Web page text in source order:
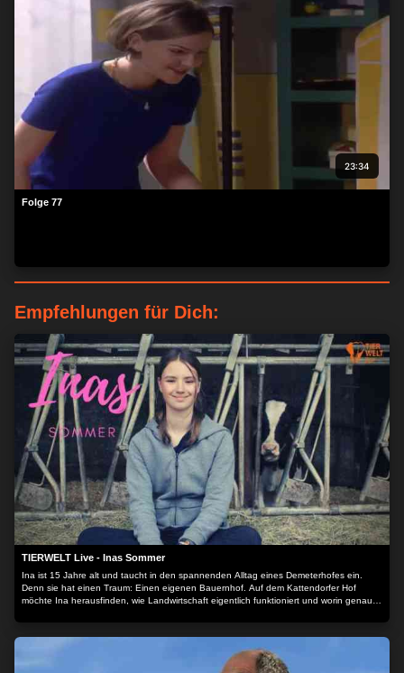
23:34
Folge 77
Empfehlungen für Dich:
TIERWELT Live - Inas Sommer
Ina ist 15 Jahre alt und taucht in den spannenden Alltag eines Demeterhofes ein.
Denn sie hat einen Traum: Einen eigenen Bauernhof. Auf dem Kattendorfer Hof
möchte Ina herausfinden, wie Landwirtschaft eigentlich funktioniert und worin genau